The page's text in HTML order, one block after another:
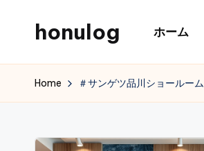
content
honulog ホーム
Home ＃サンゲツ品川ショールーム